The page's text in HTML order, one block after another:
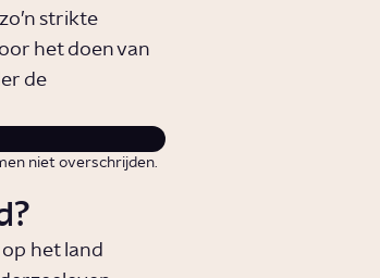
strikte
het doen van
de
niet overschrijden.
het land